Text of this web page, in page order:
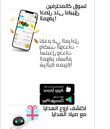
تسوق كالمحترفين
احصل على تطبيق
الموفر!
تقدم في المراحل
واكسب الوحدات -
استبدل وحدات
الموفر بقسائم
شرائية مميزة!
اكتشف اروع الهدايا
مع صياد الهدايا